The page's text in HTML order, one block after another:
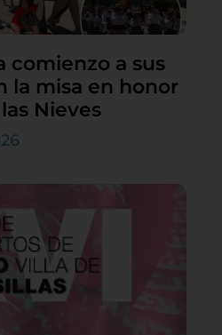
comienzo a sus
la misa en honor
Nieves